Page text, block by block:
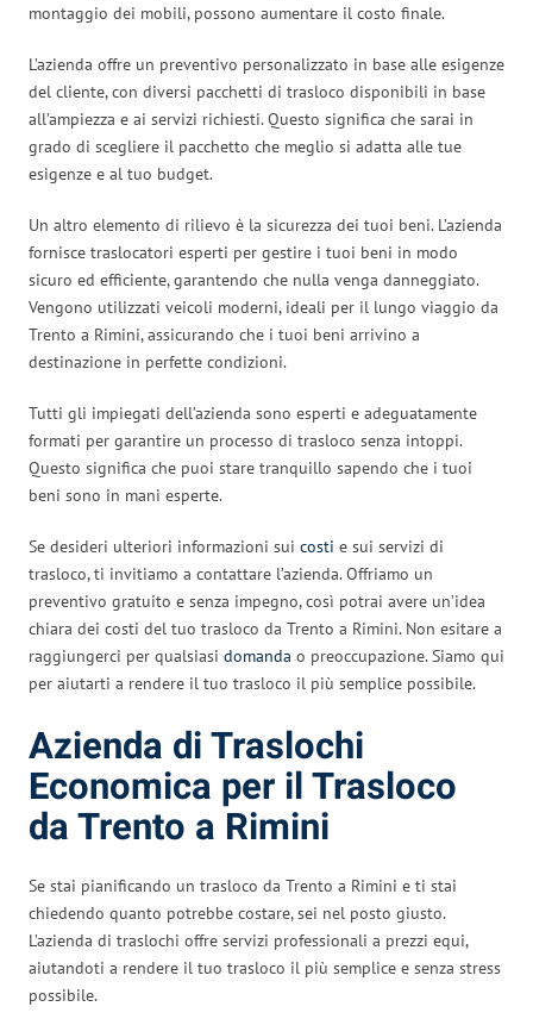
montaggio dei mobili, possono aumentare il costo finale.
L’azienda offre un preventivo personalizzato in base alle esigenze
del cliente, con diversi pacchetti di trasloco disponibili in base
all’ampiezza e ai servizi richiesti. Questo significa che sarai in
grado di scegliere il pacchetto che meglio si adatta alle tue
esigenze e al tuo budget.
Un altro elemento di rilievo è la sicurezza dei tuoi beni. L’azienda
fornisce traslocatori esperti per gestire i tuoi beni in modo
sicuro ed efficiente, garantendo che nulla venga danneggiato.
Vengono utilizzati veicoli moderni, ideali per il lungo viaggio da
Trento a Rimini, assicurando che i tuoi beni arrivino a
destinazione in perfette condizioni.
Tutti gli impiegati dell’azienda sono esperti e adeguatamente
formati per garantire un processo di trasloco senza intoppi.
Questo significa che puoi stare tranquillo sapendo che i tuoi
beni sono in mani esperte.
Se desideri ulteriori informazioni sui costi e sui servizi di
trasloco, ti invitiamo a contattare l’azienda. Offriamo un
preventivo gratuito e senza impegno, così potrai avere un’idea
chiara dei costi del tuo trasloco da Trento a Rimini. Non esitare a
raggiungerci per qualsiasi domanda o preoccupazione. Siamo qui
per aiutarti a rendere il tuo trasloco il più semplice possibile.
Azienda di Traslochi
Economica per il Trasloco
da Trento a Rimini
Se stai pianificando un trasloco da Trento a Rimini e ti stai
chiedendo quanto potrebbe costare, sei nel posto giusto.
L’azienda di traslochi offre servizi professionali a prezzi equi,
aiutandoti a rendere il tuo trasloco il più semplice e senza stress
possibile.